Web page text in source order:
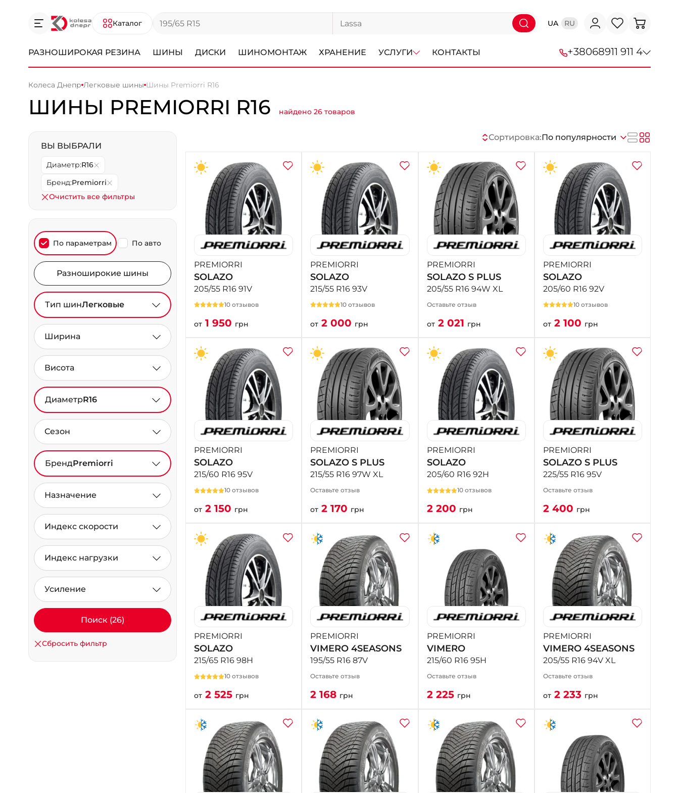
Каталог UA RU
РАЗНОШИРОКАЯ РЕЗИНА ШИНЫ ДИСКИ ШИНОМОНТАЖ ХРАНЕНИЕ УСЛУГИ КОНТАКТЫ +38068911 911 4
+38 (067) 113-44-44
+38 (067) 911-14-14
- на Щепкина
+38 (098) 911-911-0
- на Тополе
+38 (098) 911-911-4
- на Калиновой
- Донецкое шоссе
- Щепкина
+38 (099)-643-33-77
+38 (068)-923-74-19
- Калиновая
Колеса Днепр Легковые шины Шины Premiorri R16
ШИНЫ PREMIORRI R16 найдено 26 товаров
ВЫ ВЫБРАЛИ
Диаметр:R16
Бренд:Premiorri
Очистить все фильтры
По параметрам По авто
Разноширокие шины
Тип шинЛегковые
Ширина
Висота
ДиаметрR16
Сезон
БрендPremiorri
Назначение
Индекс скорости
Индекс нагрузки
Усиление
Поиск (26)
Сбросить фильтр
Сортировка:По популярности
PREMIORRI
SOLAZO
205/55 R16 91V
10 отзывов
от 1 950 грн
PREMIORRI
SOLAZO
215/55 R16 93V
10 отзывов
от 2 000 грн
PREMIORRI
SOLAZO S PLUS
205/55 R16 94W XL
Оставьте отзыв
от2 021 грн
PREMIORRI
SOLAZO
205/60 R16 92V
10 отзывов
от2 100 грн
PREMIORRI
SOLAZO
215/60 R16 95V
10 отзывов
от 2 150 грн
PREMIORRI
SOLAZO S PLUS
215/55 R16 97W XL
Оставьте отзыв
от 2 170 грн
PREMIORRI
SOLAZO
205/60 R16 92H
10 отзывов
2 200 грн
PREMIORRI
SOLAZO S PLUS
225/55 R16 95V
Оставьте отзыв
2 400 грн
PREMIORRI
SOLAZO
215/65 R16 98H
10 отзывов
от 2 525 грн
PREMIORRI
VIMERO 4SEASONS
195/55 R16 87V
Оставьте отзыв
2 168 грн
PREMIORRI
VIMERO
215/60 R16 95H
Оставьте отзыв
2 225 грн
PREMIORRI
VIMERO 4SEASONS
205/55 R16 94V XL
Оставьте отзыв
от2 233 грн